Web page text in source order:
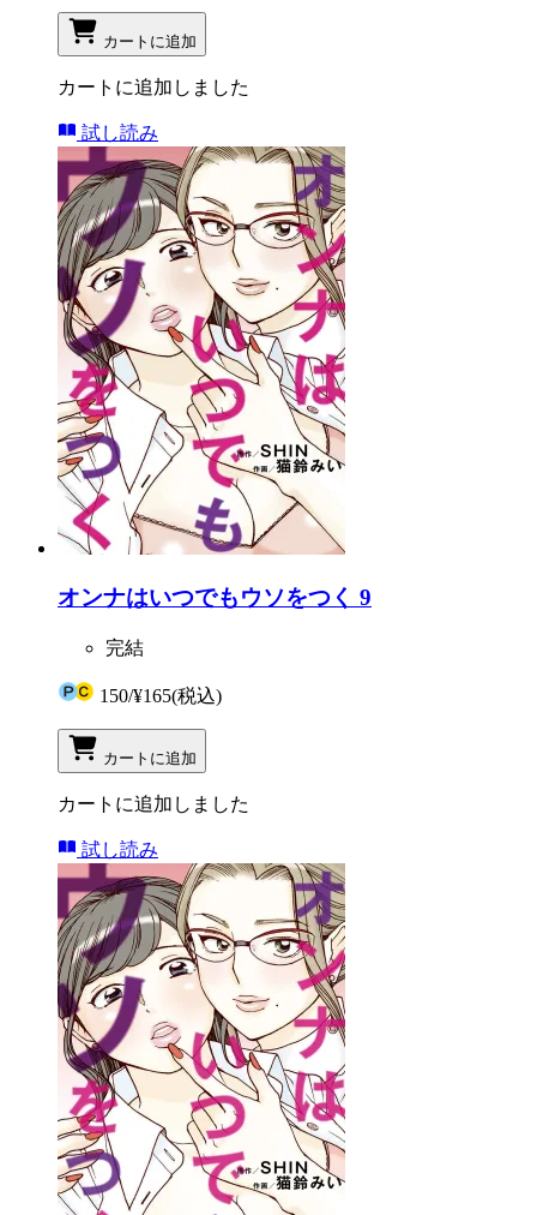
カートに追加
カートに追加しました
試し読み
オンナはいつでもウソをつく 9
完結
150/¥165(税込)
カートに追加
カートに追加しました
試し読み